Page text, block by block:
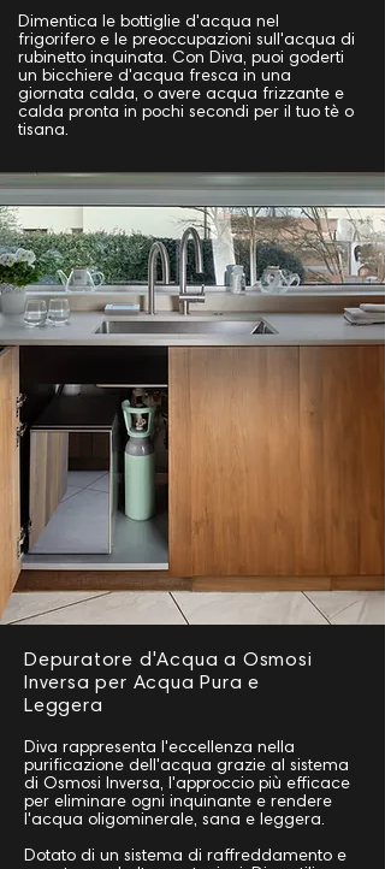
Dimentica le bottiglie d'acqua nel
frigorifero e le preoccupazioni sull'acqua di
rubinetto inquinata. Con Diva, puoi goderti
un bicchiere d'acqua fresca in una
giornata calda, o avere acqua frizzante e
calda pronta in pochi secondi per il tuo tè o
tisana.
Depuratore d'Acqua a Osmosi
Inversa per Acqua Pura e
Leggera
Diva rappresenta l'eccellenza nella
purificazione dell'acqua grazie al sistema
di Osmosi Inversa, l'approccio più efficace
per eliminare ogni inquinante e rendere
l'acqua oligominerale, sana e leggera.
Dotato di un sistema di raffreddamento e